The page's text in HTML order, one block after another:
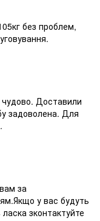
без проблем,
Доставили
задоволена. Для
за
у вас будуть
зконтактуйте